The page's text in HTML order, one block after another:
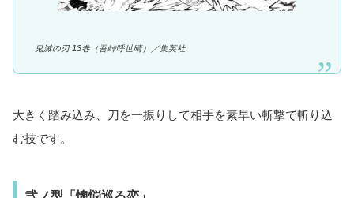
鬼滅の刃 13巻（吾峠呼世晴）／集英社
大きく踏み込み、刀を一振りして相手を素早い斬撃で斬り込
む技です。